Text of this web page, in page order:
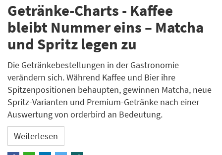
Getränke-Charts - Kaffee
bleibt Nummer eins – Matcha
und Spritz legen zu
Die Getränkebestellungen in der Gastronomie
verändern sich. Während Kaffee und Bier ihre
Spitzenpositionen behaupten, gewinnen Matcha, neue
Spritz-Varianten und Premium-Getränke nach einer
Auswertung von orderbird an Bedeutung.
Weiterlesen